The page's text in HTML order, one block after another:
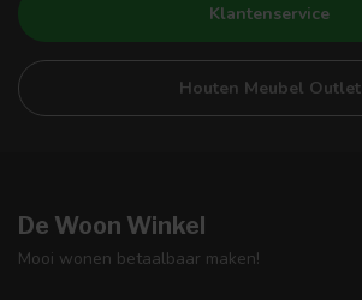
Klantenservice
Houten Meubel Outlet
De Woon Winkel
Mooi wonen betaalbaar maken!